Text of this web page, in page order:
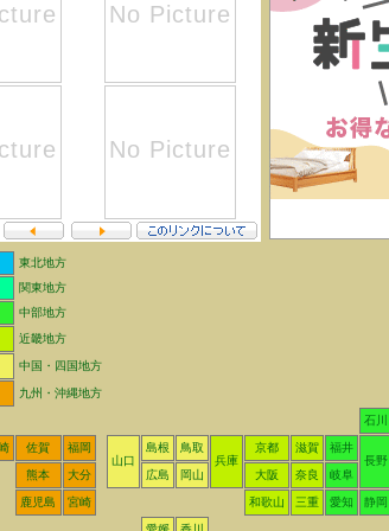
東北地方
関東地方
中部地方
近畿地方
中国・四国地方
九州・沖縄地方
石川
佐賀
福岡
山口
島根
鳥取
兵庫
京都 滋賀
福井
長野
熊本 大分 広島 岡山 大阪 奈良 岐阜
鹿児島 宮崎 和歌山 三重 愛知 静岡